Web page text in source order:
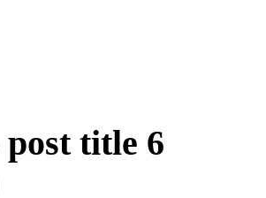
post title 6